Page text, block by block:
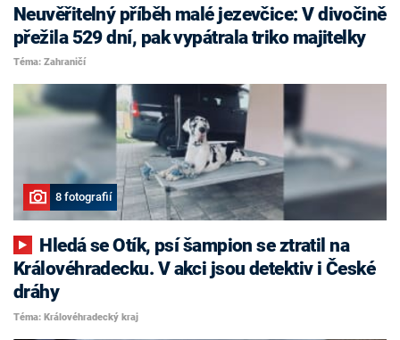
Neuvěřitelný příběh malé jezevčice: V divočině
přežila 529 dní, pak vypátrala triko majitelky
Téma: Zahraničí
8 fotografií
Královéhradecku. V akci jsou detektiv i České
dráhy
Téma: Královéhradecký kraj